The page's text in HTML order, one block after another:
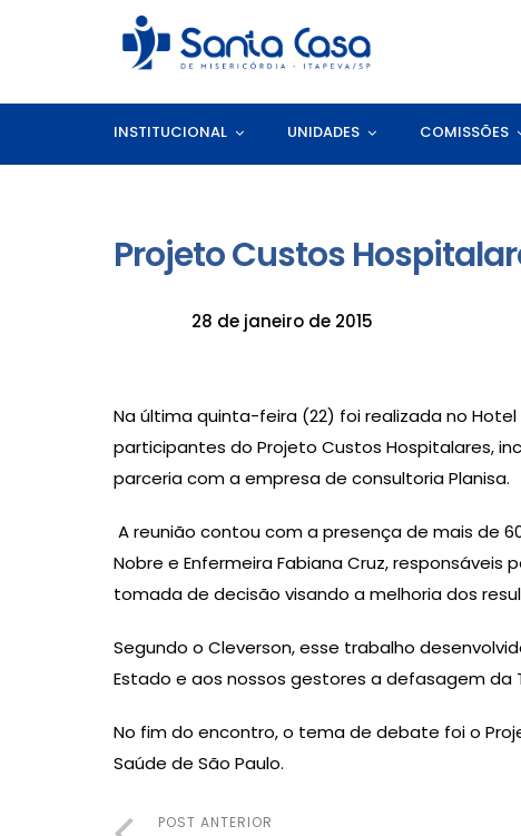
INSTITUCIONAL UNIDADES COMISSÕES
Projeto Custos
28 de janeiro de 2015
Na última quinta-feira (22) foi realizada no
participantes do Projeto Custos Hospitalares,
parceria com a empresa de consultoria Planisa.
A reunião contou com a presença de mais de
Nobre e Enfermeira Fabiana Cruz,
tomada de decisão visando a melhoria dos
Segundo o Cleverson, esse trabalho
Estado e aos nossos gestores a defasagem da
No fim do encontro, o tema de debate foi o
Saúde de São Paulo.
POST ANTERIOR